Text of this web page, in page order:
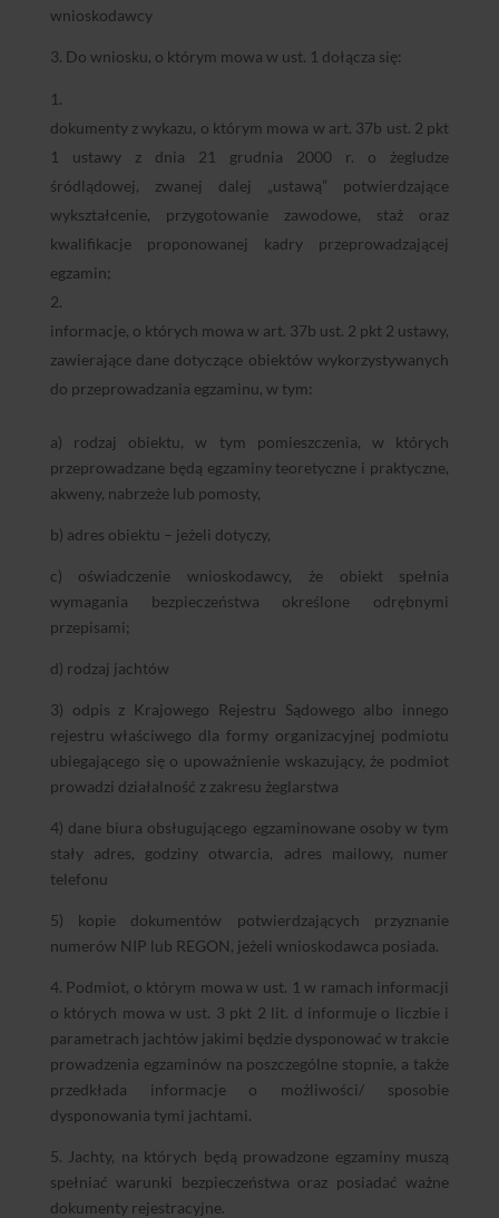
wnioskodawcy
3. Do wniosku, o którym mowa w ust. 1 dołącza się:
dokumenty z wykazu, o którym mowa w art. 37b ust. 2 pkt
1 ustawy z dnia 21 grudnia 2000 r. o żegludze
śródlądowej, zwanej dalej „ustawą” potwierdzające
wykształcenie, przygotowanie zawodowe, staż oraz
kwalifikacje proponowanej kadry przeprowadzającej
egzamin;
informacje, o których mowa w art. 37b ust. 2 pkt 2 ustawy,
zawierające dane dotyczące obiektów wykorzystywanych
do przeprowadzania egzaminu, w tym:
a) rodzaj obiektu, w tym pomieszczenia, w których
przeprowadzane będą egzaminy teoretyczne i praktyczne,
akweny, nabrzeże lub pomosty,
b) adres obiektu – jeżeli dotyczy,
c) oświadczenie wnioskodawcy, że obiekt spełnia
wymagania bezpieczeństwa określone odrębnymi
przepisami;
d) rodzaj jachtów
3) odpis z Krajowego Rejestru Sądowego albo innego
rejestru właściwego dla formy organizacyjnej podmiotu
ubiegającego się o upoważnienie wskazujący, że podmiot
prowadzi działalność z zakresu żeglarstwa
4) dane biura obsługującego egzaminowane osoby w tym
stały adres, godziny otwarcia, adres mailowy, numer
telefonu
5) kopie dokumentów potwierdzających przyznanie
numerów NIP lub REGON, jeżeli wnioskodawca posiada.
4. Podmiot, o którym mowa w ust. 1 w ramach informacji
o których mowa w ust. 3 pkt 2 lit. d informuje o liczbie i
parametrach jachtów jakimi będzie dysponować w trakcie
prowadzenia egzaminów na poszczególne stopnie, a także
przedkłada informacje o możliwości/ sposobie
dysponowania tymi jachtami.
5. Jachty, na których będą prowadzone egzaminy muszą
spełniać warunki bezpieczeństwa oraz posiadać ważne
dokumenty rejestracyjne.